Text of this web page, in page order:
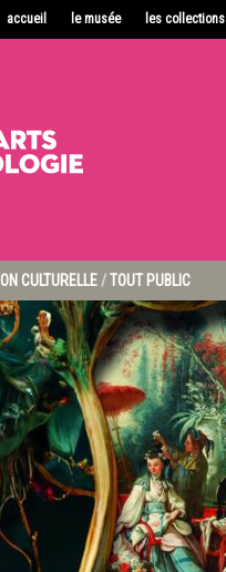
accueil le musée les collections
CULTURELLE /TOUT PUBLIC